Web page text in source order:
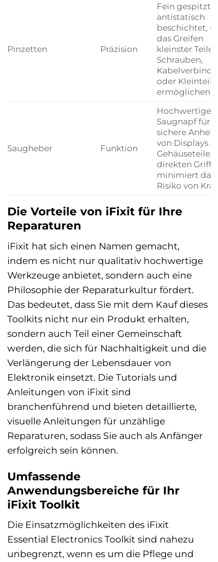
Pinzetten Präzision
Fein gespitzt,
antistatisch
beschichtet,
das Greifen
kleinster Teile
Schrauben,
oder Kleinteile
ermöglichen.
Saugheber Funktion
Hochwertiger
Saugnapf für
sichere
von Displays
Gehäuseteilen
direkten Griff,
minimiert das
Risiko von
Die Vorteile von iFixit für Ihre
Reparaturen
iFixit hat sich einen Namen gemacht,
indem es nicht nur qualitativ hochwertige
Werkzeuge anbietet, sondern auch eine
Philosophie der Reparaturkultur fördert.
Das bedeutet, dass Sie mit dem Kauf dieses
Toolkits nicht nur ein Produkt erhalten,
sondern auch Teil einer Gemeinschaft
werden, die sich für Nachhaltigkeit und die
Verlängerung der Lebensdauer von
Elektronik einsetzt. Die Tutorials und
Anleitungen von iFixit sind
branchenführend und bieten detaillierte,
visuelle Anleitungen für unzählige
Reparaturen, sodass Sie auch als Anfänger
erfolgreich sein können.
Umfassende
Anwendungsbereiche für Ihr
iFixit Toolkit
Die Einsatzmöglichkeiten des iFixit
Essential Electronics Toolkit sind nahezu
unbegrenzt, wenn es um die Pflege und